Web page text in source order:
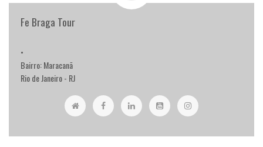
Fe Braga Tour
•
Bairro: Maracanã
Rio de Janeiro - RJ